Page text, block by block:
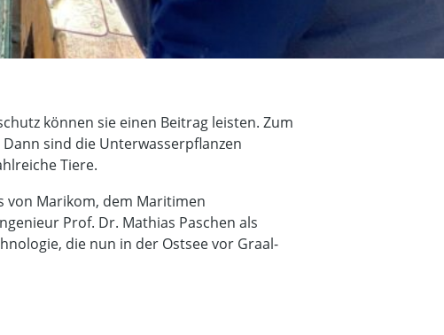
können sie einen Beitrag leisten. Zum
sind die Unterwasserpflanzen
Tiere.
von Marikom, dem Maritimen
Prof. Dr. Mathias Paschen als
die nun in der Ostsee vor Graal-